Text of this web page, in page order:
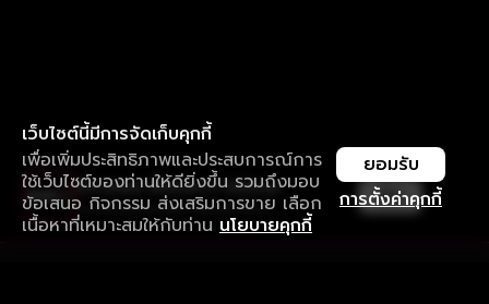
เว็บไซต์นี้มีการจัดเก็บคุกกี้
เพื่อเพิ่มประสิทธิภาพและประสบการณ์การ
ใช้เว็บไซต์ของท่านให้ดียิ่งขึ้น รวมถึงมอบ
ข้อเสนอ กิจกรรม ส่งเสริมการขาย เลือก
เนื้อหาที่เหมาะสมให้กับท่าน นโยบายคุกกี้
การตั้งค่าคุกกี้
ยอมรับ
ใช้งานแอป ลื่นไหลกว่า ไม่มีสะดุด
ดาวน์โหลดแอปเพื่อการรับชมที่ดีกว่า เปิด